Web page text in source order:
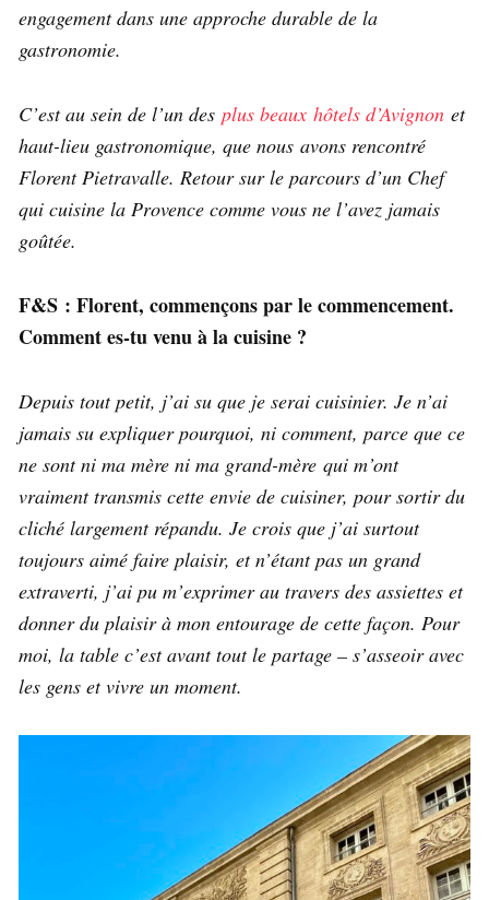
engagement dans une approche durable de la
gastronomie.
C’est au sein de l’un des plus beaux hôtels d’Avignon et
haut-lieu gastronomique, que nous avons rencontré
Florent Pietravalle. Retour sur le parcours d’un Chef
qui cuisine la Provence comme vous ne l’avez jamais
goûtée.
F&S : Florent, commençons par le commencement.
Comment es-tu venu à la cuisine ?
Depuis tout petit, j’ai su que je serai cuisinier. Je n’ai
jamais su expliquer pourquoi, ni comment, parce que ce
ne sont ni ma mère ni ma grand-mère qui m’ont
vraiment transmis cette envie de cuisiner, pour sortir du
cliché largement répandu. Je crois que j’ai surtout
toujours aimé faire plaisir, et n’étant pas un grand
extraverti, j’ai pu m’exprimer au travers des assiettes et
donner du plaisir à mon entourage de cette façon. Pour
moi, la table c’est avant tout le partage – s’asseoir avec
les gens et vivre un moment.